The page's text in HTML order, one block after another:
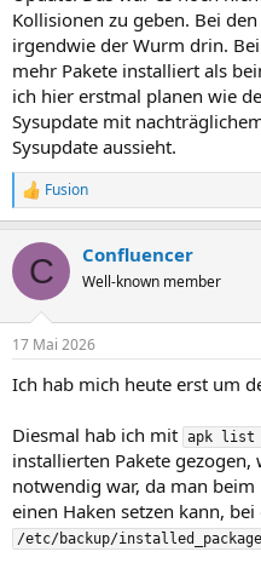
Kollisionen zu geben. Bei
irgendwie der Wurm drin.
mehr Pakete installiert als
ich hier erstmal planen wie
Sysupdate mit
Sysupdate aussieht.
R
e
k
i
e
:
Fusion
C Confluencer
Well-known member
17 Mai 2026
Ich hab mich heute erst um
Diesmal hab ich mit apk list
installierten Pakete gezogen,
notwendig war, da man beim
einen Haken setzen kann,
/etc/backup/